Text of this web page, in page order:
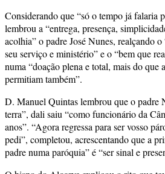
Considerando que “só o tempo já falaria
lembrou a “entrega, presença,
acolhia” o padre José Nunes, realçando
seu serviço e ministério” e o “bem que
numa “doação plena e total, mais do que
permitiam também”.
D. Manuel Quintas lembrou que o padre
terra”, dali saiu “como funcionário da
anos”. “Agora regressa para ser vosso
pedi”, completou, acrescentando que a
padre numa paróquia” é “ser sinal e